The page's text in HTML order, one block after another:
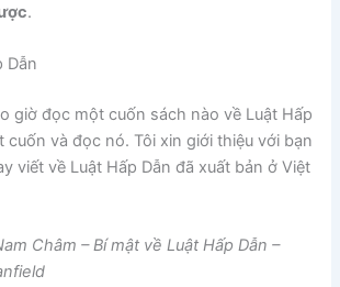
.
Dẫn
giờ đọc một cuốn sách nào về Luật Hấp
cuốn và đọc nó. Tôi xin giới thiệu với bạn
viết về Luật Hấp Dẫn đã xuất bản ở Việt
Châm – Bí mật về Luật Hấp Dẫn –